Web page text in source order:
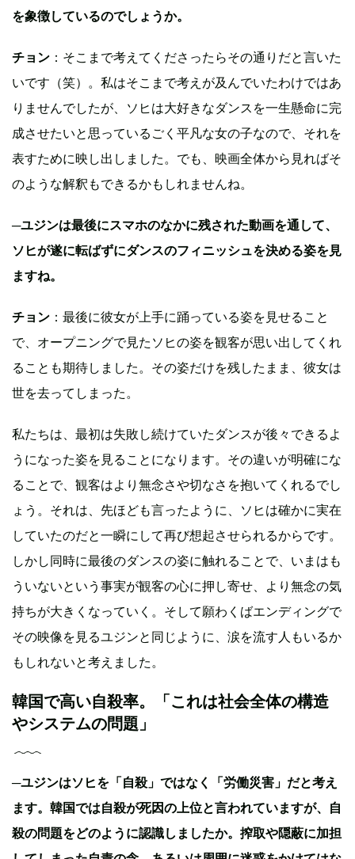
を象徴しているのでしょうか。
チョン ：そこまで考えてくださったらその通りだと言いた
いです（笑）。私はそこまで考えが及んでいたわけではあ
りませんでしたが、ソヒは大好きなダンスを一生懸命に完
成させたいと思っているごく平凡な女の子なので、それを
表すために映し出しました。でも、映画全体から見ればそ
のような解釈もできるかもしれませんね。
─ユジンは最後にスマホのなかに残された動画を通して、
ソヒが遂に転ばずにダンスのフィニッシュを決める姿を見
ますね。
チョン ：最後に彼女が上手に踊っている姿を見せること
で、オープニングで見たソヒの姿を観客が思い出してくれ
ることも期待しました。その姿だけを残したまま、彼女は
世を去ってしまった。
私たちは、最初は失敗し続けていたダンスが後々できるよ
うになった姿を見ることになります。その違いが明確にな
ることで、観客はより無念さや切なさを抱いてくれるでし
ょう。それは、先ほども言ったように、ソヒは確かに実在
していたのだと一瞬にして再び想起させられるからです。
しかし同時に最後のダンスの姿に触れることで、いまはも
ういないという事実が観客の心に押し寄せ、より無念の気
持ちが大きくなっていく。そして願わくばエンディングで
その映像を見るユジンと同じように、涙を流す人もいるか
もしれないと考えました。
韓国で高い自殺率。「これは社会全体の構造
やシステムの問題」
─ユジンはソヒを「自殺」ではなく「労働災害」だと考え
ます。韓国では自殺が死因の上位と言われていますが、自
殺の問題をどのように認識しましたか。搾取や隠蔽に加担